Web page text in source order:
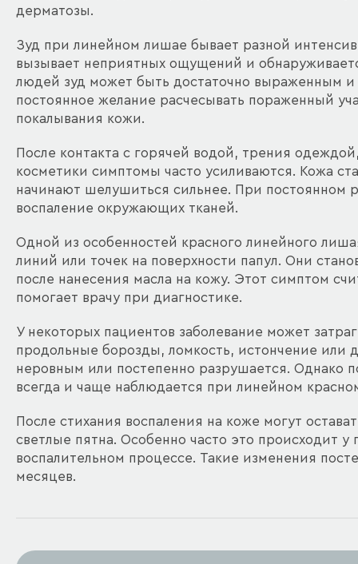
дерматозы.
Зуд при линейном лишае бывает разной
вызывает неприятных ощущений и
людей зуд может быть достаточно выраженным
постоянное желание расчесывать пораженный
покалывания кожи.
После контакта с горячей водой, трения
косметики симптомы часто усиливаются. Кожа
начинают шелушиться сильнее. При постоянном
воспаление окружающих тканей.
Одной из особенностей красного линейного
линий или точек на поверхности папул. Они
после нанесения масла на кожу. Этот симптом
помогает врачу при диагностике.
У некоторых пациентов заболевание может
продольные борозды, ломкость, истончение или
неровным или постепенно разрушается. Однако
всегда и чаще наблюдается при линейном
После стихания воспаления на коже могут
светлые пятна. Особенно часто это происходит
воспалительном процессе. Такие изменения
месяцев.